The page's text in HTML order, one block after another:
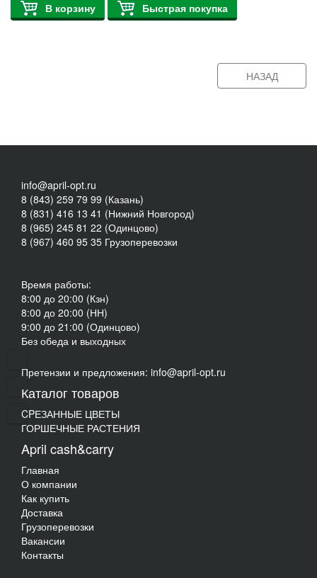
В корзину
Быстрая покупка
НАЗАД
info@april-opt.ru
8 (843) 259 79 99 (Казань)
8 (831) 416 13 41 (Нижний Новгород)
8 (965) 245 81 22 (Одинцово)
8 (967) 460 95 35 Грузоперевозки
Время работы:
8:00 до 20:00 (Кзн)
8:00 до 20:00 (НН)
9:00 до 21:00 (Одинцово)
Без обеда и выходных
Претензии и предложения: info@april-opt.ru
Каталог товаров
CPЕЗАННЫЕ ЦВЕТЫ
ГОРШЕЧНЫЕ РАСТЕНИЯ
April cash&carry
Главная
О компании
Как купить
Доставка
Грузоперевозки
Вакансии
Контакты